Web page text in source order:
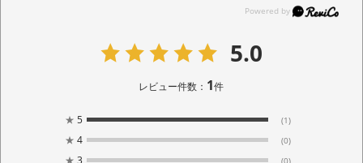
5.0
レビュー件数： 1件
★ 5 (1)
★ 4 (0)
★ 3 (0)